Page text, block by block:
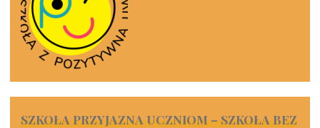
SZKOŁA PRZYJAZNA UCZNIOM – SZKOŁA BEZ